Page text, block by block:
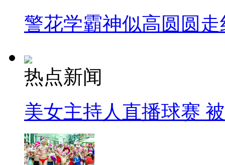
警花学霸神似高圆圆走
热点新闻
美女主持人直播球赛